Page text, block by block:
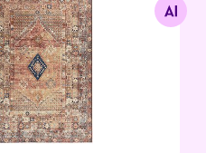
Найдите похожие